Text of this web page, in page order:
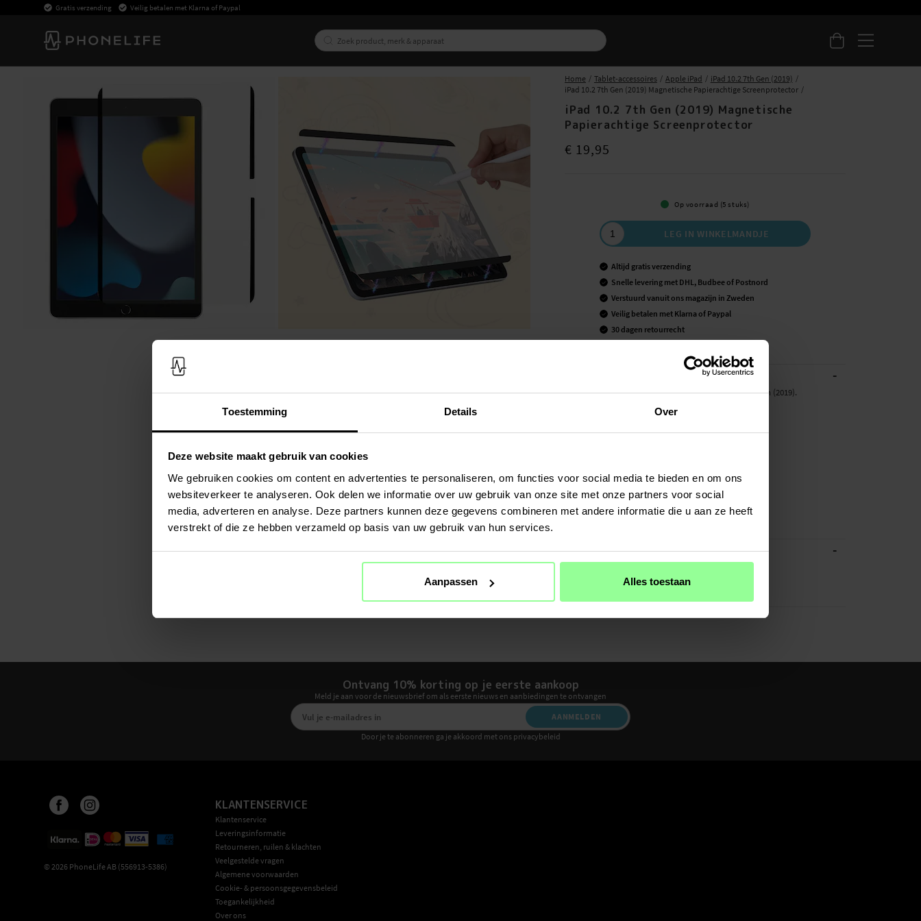
Toestemming Details Over
Deze website maakt gebruik van cookies
We gebruiken cookies om content en advertenties te personaliseren, om functies voor social media te bieden en om ons
websiteverkeer te analyseren. Ook delen we informatie over uw gebruik van onze site met onze partners voor social
media, adverteren en analyse. Deze partners kunnen deze gegevens combineren met andere informatie die u aan ze heeft
verstrekt of die ze hebben verzameld op basis van uw gebruik van hun services.
Aanpassen Alles toestaan
Gratis verzending Veilig betalen met Klarna of Paypal
Home Tablet-accessoires Apple iPad
iPad 10.2 7th Gen (2019)
iPad 10.2 7th Gen (2019) Magnetische Papierachtige Screenprotector
iPad 10.2 7th Gen (2019) Magnetische
Papierachtige Screenprotector
Prijs :€ 19,95
€ 19,95
Op voorraad (5 stuks)
LEG IN WINKELMANDJE
Altijd gratis verzending
Snelle levering met DHL, Budbee of Postnord
Verstuurd vanuit ons magazijn in Zweden
Veilig betalen met Klarna of Paypal
30 dagen retourrecht
-
Screenprotector beschermfolie voor iPad 10.2 7th Gen (2019).
- Apple iPad 10.2 7th Gen (2019) A2200 / A2198 / A2197
Materiaal: Plastic
Kleur: Transparant
SPECIFICATIES -
Ontvang 10% korting op je eerste aankoop
Meld je aan voor de nieuwsbrief om als eerste nieuws en aanbiedingen te ontvangen
AANMELDEN
Door je te abonneren ga je akkoord met ons privacybeleid
© 2026 PhoneLife AB (556913-5386)
KLANTENSERVICE
Klantenservice
Leveringsinformatie
Retourneren, ruilen & klachten
Veelgestelde vragen
Algemene voorwaarden
Cookie- & persoonsgegevensbeleid
Toegankelijkheid
Over ons